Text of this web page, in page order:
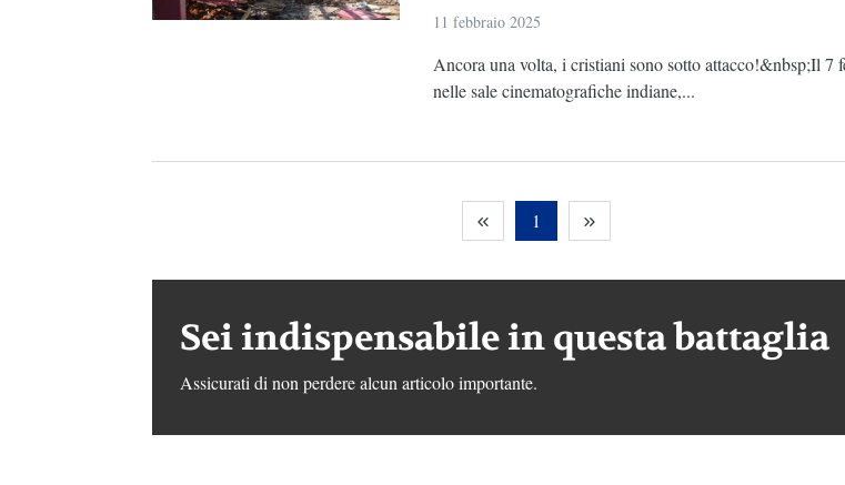
11 febbraio 2025
Ancora una volta, i cristiani sono sotto attacco!&nbsp;Il 7
nelle sale cinematografiche indiane,...
1
Sei indispensabile in questa battaglia
Assicurati di non perdere alcun articolo importante.